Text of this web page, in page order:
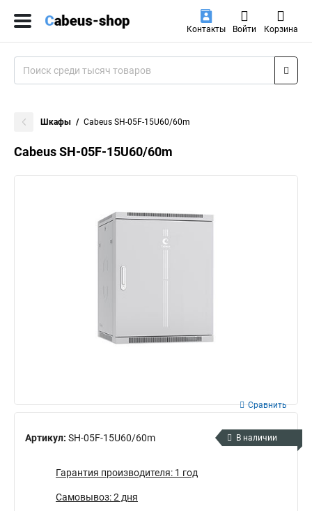
Контакты Войти Корзина
Шкафы Cabeus SH-05F-15U60/60m
Cabeus SH-05F-15U60/60m
Артикул: SH-05F-15U60/60m
Сравнить
В наличии
Гарантия производителя: 1 год
Самовывоз: 2 дня